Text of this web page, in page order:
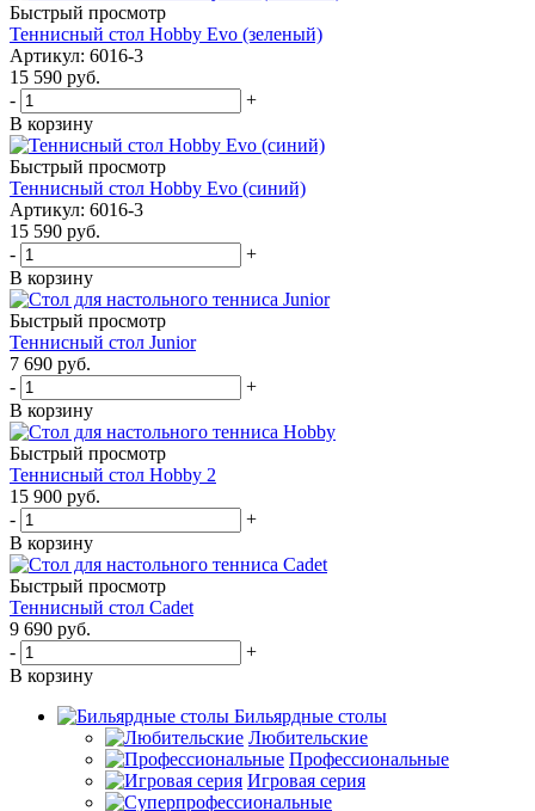
Быстрый просмотр
Теннисный стол Hobby Evo (зеленый)
Артикул: 6016-3
15 590 руб.
-
+
В корзину
Быстрый просмотр
Теннисный стол Hobby Evo (синий)
Артикул: 6016-3
15 590 руб.
-
+
В корзину
Быстрый просмотр
Теннисный стол Junior
7 690 руб.
-
+
В корзину
Быстрый просмотр
Теннисный стол Hobby 2
15 900 руб.
-
+
В корзину
Быстрый просмотр
Теннисный стол Cadet
9 690 руб.
-
+
В корзину
Бильярдные столы
Любительские
Профессиональные
Игровая серия